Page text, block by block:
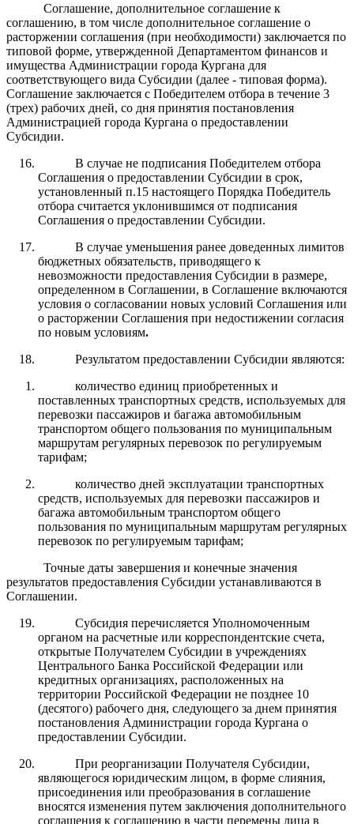
Соглашение, дополнительное соглашение к
соглашению, в том числе дополнительное соглашение о
расторжении соглашения (при необходимости) заключается по
типовой форме, утвержденной Департаментом финансов и
имущества Администрации города Кургана для
соответствующего вида Субсидии (далее - типовая форма).
Соглашение заключается с Победителем отбора в течение 3
(трех) рабочих дней, со дня принятия постановления
Администрацией города Кургана о предоставлении
Субсидии.
В случае не подписания Победителем отбора
Соглашения о предоставлении Субсидии в срок,
установленный п.15 настоящего Порядка Победитель
отбора считается уклонившимся от подписания
Соглашения о предоставлении Субсидии.
В случае уменьшения ранее доведенных лимитов
бюджетных обязательств, приводящего к
невозможности предоставления Субсидии в размере,
определенном в Соглашении, в Соглашение включаются
условия о согласовании новых условий Соглашения или
о расторжении Соглашения при недостижении согласия
по новым условиям.
Результатом предоставлении Субсидии являются:
количество единиц приобретенных и
поставленных транспортных средств, используемых для
перевозки пассажиров и багажа автомобильным
транспортом общего пользования по муниципальным
маршрутам регулярных перевозок по регулируемым
тарифам;
количество дней эксплуатации транспортных
средств, используемых для перевозки пассажиров и
багажа автомобильным транспортом общего
пользования по муниципальным маршрутам регулярных
перевозок по регулируемым тарифам;
Точные даты завершения и конечные значения
результатов предоставления Субсидии устанавливаются в
Соглашении.
Субсидия перечисляется Уполномоченным
органом на расчетные или корреспондентские счета,
открытые Получателем Субсидии в учреждениях
Центрального Банка Российской Федерации или
кредитных организациях, расположенных на
территории Российской Федерации не позднее 10
(десятого) рабочего дня, следующего за днем принятия
постановления Администрации города Кургана о
предоставлении Субсидии.
При реорганизации Получателя Субсидии,
являющегося юридическим лицом, в форме слияния,
присоединения или преобразования в соглашение
вносятся изменения путем заключения дополнительного
соглашения к соглашению в части перемены лица в